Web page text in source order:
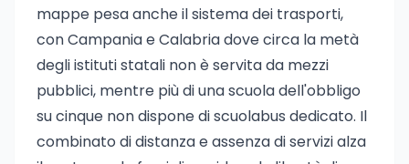
mappe pesa anche il sistema dei trasporti,
con Campania e Calabria dove circa la metà
degli istituti statali non è servita da mezzi
pubblici, mentre più di una scuola dell'obbligo
su cinque non dispone di scuolabus dedicato. Il
combinato di distanza e assenza di servizi alza